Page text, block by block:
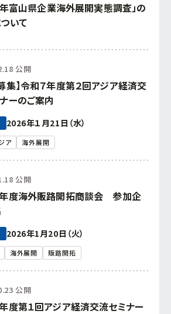
富山県企業海外展開実態調査」の
いて
公開
集】令和７年度第２回アジア経済交
ーのご案内
2026年１月21日（水）
ア 海外展開
公開
度海外販路開拓商談会 参加企
2026年1月20日（火）
海外展開 販路開拓
公開
度第１回アジア経済交流セミナー